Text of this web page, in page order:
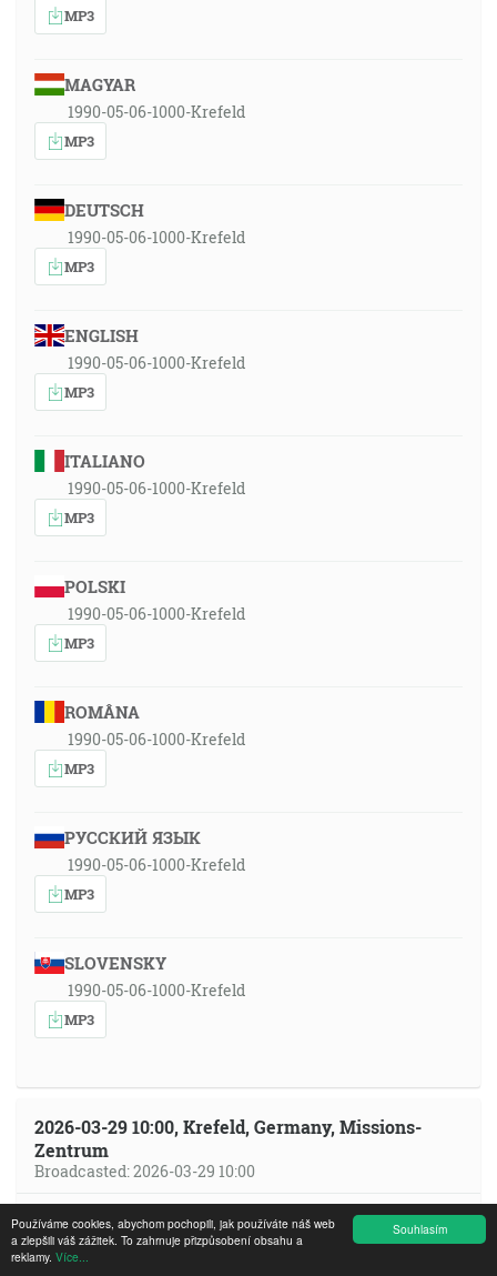
Souhlasím
Používáme cookies, abychom pochopili, jak používáte náš web
a zlepšili váš zážitek. To zahrnuje přizpůsobení obsahu a
reklamy. Více...
MP3
MAGYAR
1990-05-06-1000-Krefeld
MP3
DEUTSCH
1990-05-06-1000-Krefeld
MP3
ENGLISH
1990-05-06-1000-Krefeld
MP3
ITALIANO
1990-05-06-1000-Krefeld
MP3
POLSKI
1990-05-06-1000-Krefeld
MP3
ROMÂNA
1990-05-06-1000-Krefeld
MP3
РУССКИЙ ЯЗЫК
1990-05-06-1000-Krefeld
MP3
SLOVENSKY
1990-05-06-1000-Krefeld
MP3
2026-03-29 10:00, Krefeld, Germany, Missions-
Zentrum
Broadcasted: 2026-03-29 10:00
РУССКИЙ ЯЗЫК
ru 2026-03-29 1000